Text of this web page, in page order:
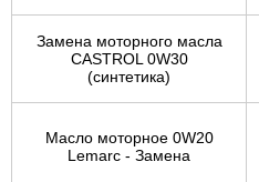
Замена моторного масла
CASTROL 0W30
(синтетика)
Масло моторное 0W20
Lemarc - Замена